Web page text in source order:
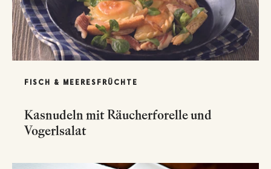
FISCH & MEERESFRÜCHTE
Kasnudeln mit Räucherforelle und
Vogerlsalat